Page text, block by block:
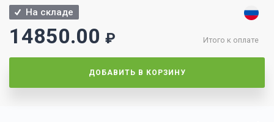
На складе
Итого к оплате
14850.00 ₽
ДОБАВИТЬ В КОРЗИНУ